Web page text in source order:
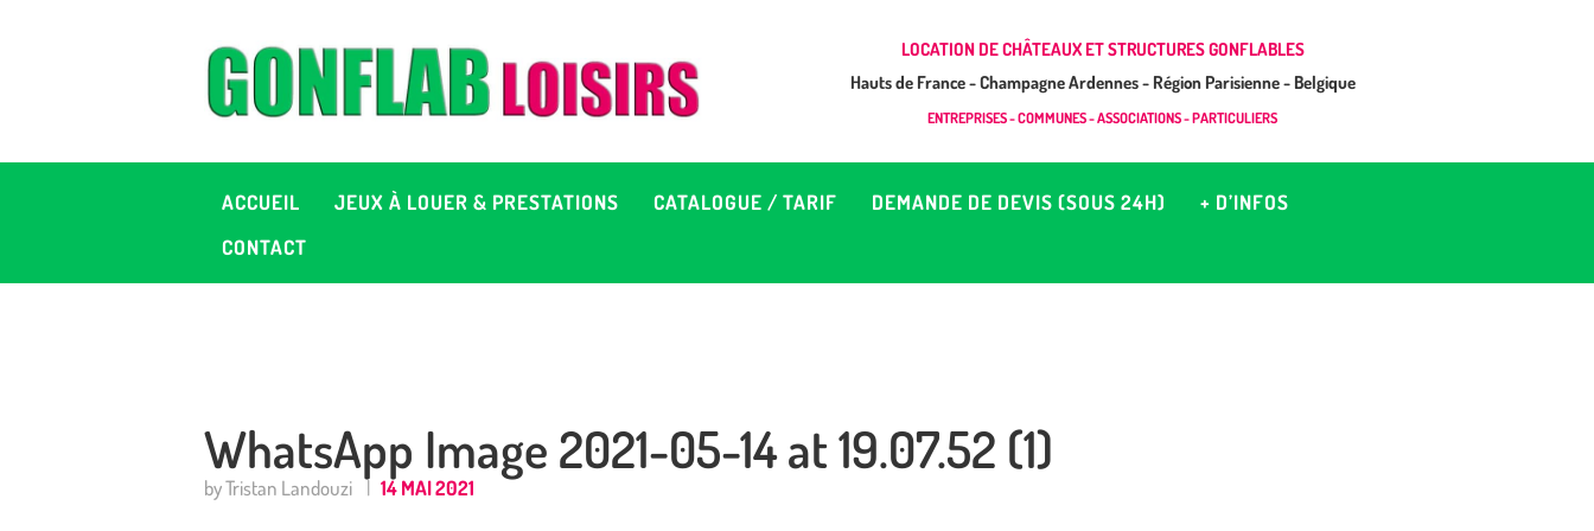
LOCATION DE CHÂTEAUX ET STRUCTURES GONFLABLES
Hauts de France - Champagne Ardennes - Région Parisienne - Belgique
ENTREPRISES - COMMUNES - ASSOCIATIONS - PARTICULIERS
ACCUEIL JEUX À LOUER & PRESTATIONS CATALOGUE / TARIF DEMANDE DE DEVIS (SOUS 24H)
+ D’INFOS
CONTACT
GONFLAB LOISIRS
JEUX À LOUER &
PRESTATIONS
+ D’INFOS
WhatsApp Image 2021-05-14 at 19.07.52 (1)
by Tristan Landouzi 14 MAI 2021